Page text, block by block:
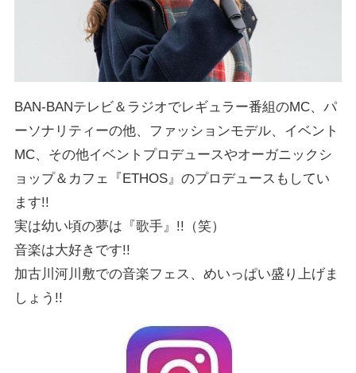
BAN-BANテレビ＆ラジオでレギュラー番組のMC、パ
ーソナリティーの他、ファッションモデル、イベント
MC、その他イベントプロデュースやオーガニックシ
ョップ＆カフェ『ETHOS』のプロデュースもしてい
ます!!
実は幼い頃の夢は『歌手』!!（笑）
音楽は大好きです!!
加古川河川敷での音楽フェス、めいっぱい盛り上げま
しょう!!